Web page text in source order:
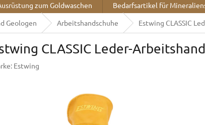
zum Goldwaschen Bedarfsartikel für
Geologen Arbeitshandschuhe Estwing CLASSIC
CLASSIC Leder-
Estwing